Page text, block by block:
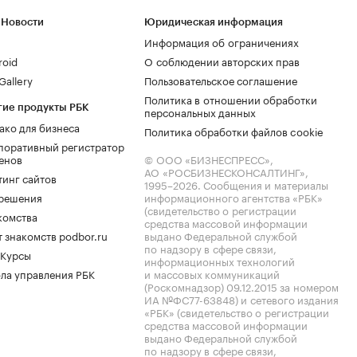
продукты РБК
для бизнеса
регистратор
сайтов
знакомств podbor.ru
управления РБК
Юридическая информация
Информация об ограничениях
О соблюдении авторских прав
Пользовательское соглашение
Политика в отношении обработки
персональных данных
Политика обработки файлов cookie
© ООО «БИЗНЕСПРЕСС»,
АО «РОСБИЗНЕСКОНСАЛТИНГ»,
1995–2026. Сообщения и материалы
информационного агентства «РБК»
(свидетельство о регистрации
средства массовой информации
выдано Федеральной службой
по надзору в сфере связи,
информационных технологий
и массовых коммуникаций
(Роскомнадзор) 09.12.2015 за номером
ИА №ФС77-63848) и сетевого издания
«РБК» (свидетельство о регистрации
средства массовой информации
выдано Федеральной службой
по надзору в сфере связи,